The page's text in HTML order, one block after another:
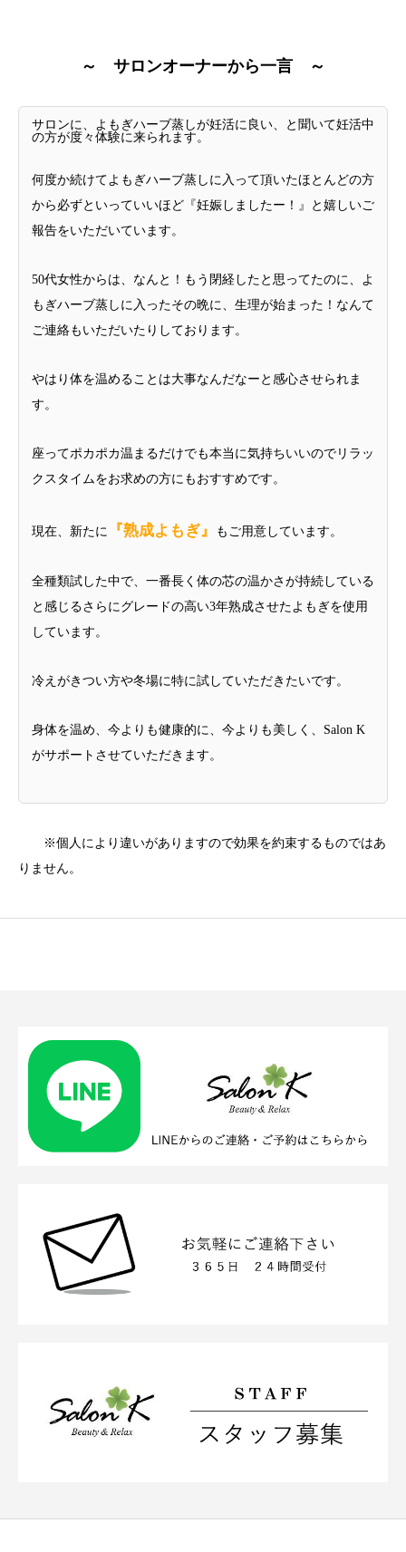
～ サロンオーナーから一言 ～
サロンに、よもぎハーブ蒸しが妊活に良い、と聞いて妊活中
の方が度々体験に来られます。
何度か続けてよもぎハーブ蒸しに入って頂いたほとんどの方
から必ずといっていいほど『妊娠しましたー！』と嬉しいご
報告をいただいています。
50代女性からは、なんと！もう閉経したと思ってたのに、よ
もぎハーブ蒸しに入ったその晩に、生理が始まった！なんて
ご連絡もいただいたりしております。
やはり体を温めることは大事なんだなーと感心させられま
す。
座ってポカポカ温まるだけでも本当に気持ちいいのでリラッ
クスタイムをお求めの方にもおすすめです。
現在、新たに 『熟成よもぎ』 もご用意しています。
全種類試した中で、一番長く体の芯の温かさが持続している
と感じるさらにグレードの高い3年熟成させたよもぎを使用
しています。
冷えがきつい方や冬場に特に試していただきたいです。
身体を温め、今よりも健康的に、今よりも美しく、Salon K
がサポートさせていただきます。
※個人により違いがありますので効果を約束するものではあ
りません。